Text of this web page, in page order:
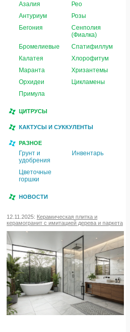
Азалия
Рео
Антуриум
Розы
Бегония
Сенполия
(Фиалка)
Бромелиевые
Спатифиллум
Калатея
Хлорофитум
Маранта
Хризантемы
Орхидеи
Цикламены
Примула
ЦИТРУСЫ
КАКТУСЫ И СУККУЛЕНТЫ
РАЗНОЕ
Грунт и
удобрения
Инвентарь
Цветочные
горшки
НОВОСТИ
12.11.2025: Керамическая плитка и
керамогранит с имитацией дерева и паркета